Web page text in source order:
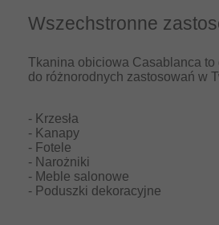
Wszechstronne
Tkanina obiciowa Casablanca to
do różnorodnych zastosowań w
- Krzesła
- Kanapy
- Fotele
- Narożniki
- Meble salonowe
- Poduszki dekoracyjne